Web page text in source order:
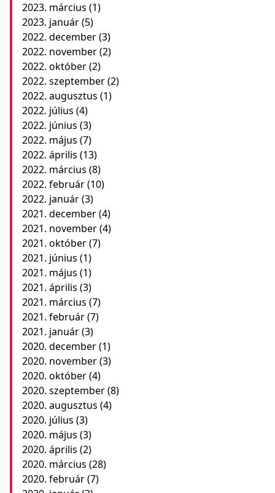
2023. március (1)
2023. január(5)
2022. december(3)
2022. november(2)
2022. október(2)
2022. szeptember(2)
2022. augusztus (1)
2022. július (4)
2022. június (3)
2022. május (7)
2022. április (13)
2022. március (8)
2022. február(10)
2022. január(3)
2021. december(4)
2021. november(4)
2021. október(7)
2021. június (1)
2021. május (1)
2021. április (3)
2021. március (7)
2021. február(7)
2021. január(3)
2020. december(1)
2020. november(3)
2020. október(4)
2020. szeptember(8)
2020. augusztus (4)
2020. július (3)
2020. május (3)
2020. április (2)
2020. március (28)
2020. február(7)